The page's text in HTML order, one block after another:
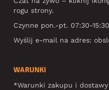
rogu strony.
Czynne pon.-pt. 07:30-15:30
Wyślij e-mail na adres:
WARUNKI
*Warunki zakupu i dostawy